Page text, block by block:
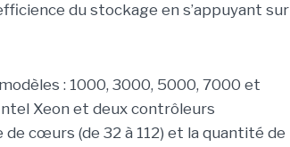
du stockage en s’appuyant sur
: 1000, 3000, 5000, 7000 et
Xeon et deux contrôleurs
cœurs (de 32 à 112) et la quantité de